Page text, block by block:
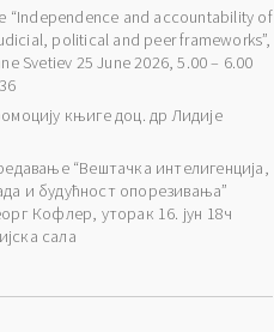
“Independence and accountability of
political and peer frameworks”,
Svetiev 25 June 2026, 5.00 – 6.00
књиге доц. др Лидије
“Вештачка интелигенција,
и будућност опорезивања”
Кофлер, уторак 16. јун 18ч
сала